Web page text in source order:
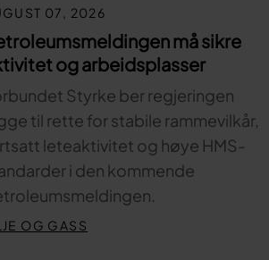
07, 2026
må sikre
og arbeidsplasser
Styrke ber regjeringen
til rette for stabile rammevilkår,
leteaktivitet og høye HMS-
i den kommende
OG GASS